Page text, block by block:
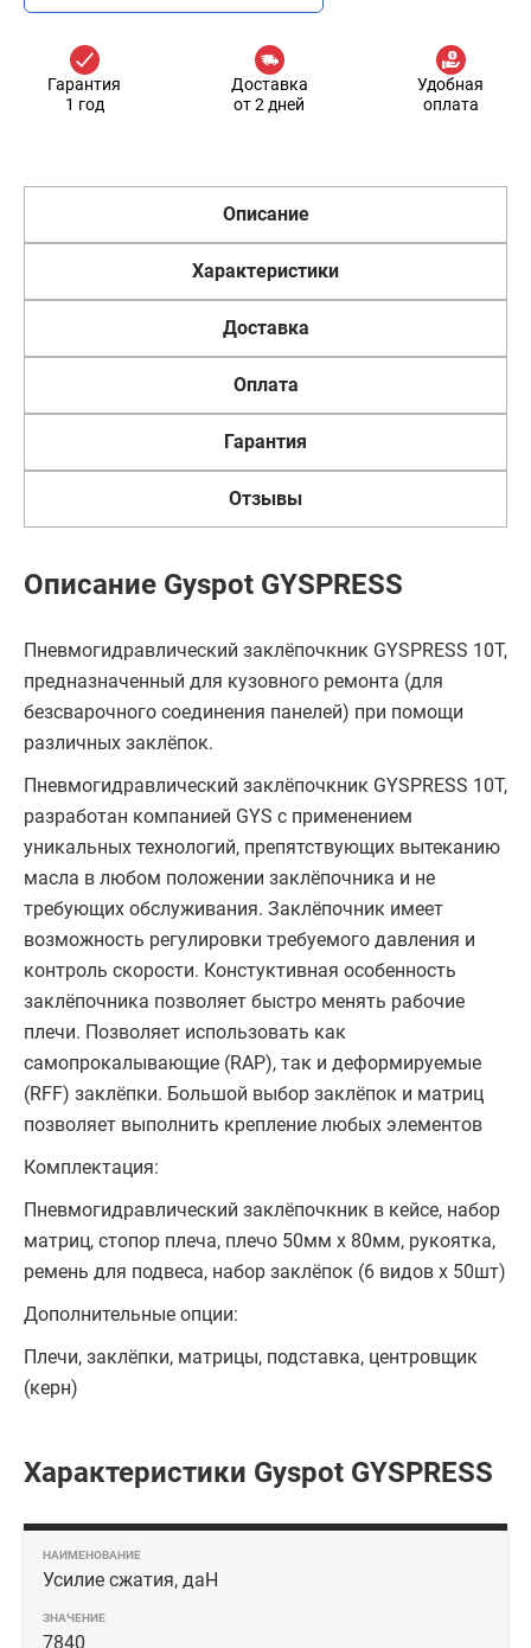
Гарантия
1 год
Доставка
от 2 дней
Удобная
оплата
Описание
Характеристики
Доставка
Оплата
Гарантия
Отзывы
Описание Gyspot GYSPRESS
Пневмогидравлический заклёпочкник GYSPRESS 10T,
предназначенный для кузовного ремонта (для
безсварочного соединения панелей) при помощи
различных заклёпок.
Пневмогидравлический заклёпочкник GYSPRESS 10T,
разработан компанией GYS с применением
уникальных технологий, препятствующих вытеканию
масла в любом положении заклёпочника и не
требующих обслуживания. Заклёпочник имеет
возможность регулировки требуемого давления и
контроль скорости. Констуктивная особенность
заклёпочника позволяет быстро менять рабочие
плечи. Позволяет использовать как
самопрокалывающие (RAP), так и деформируемые
(RFF) заклёпки. Большой выбор заклёпок и матриц
позволяет выполнить крепление любых элементов
Комплектация:
Пневмогидравлический заклёпочкник в кейсе, набор
матриц, стопор плеча, плечо 50мм х 80мм, рукоятка,
ремень для подвеса, набор заклёпок (6 видов х 50шт)
Дополнительные опции:
Плечи, заклёпки, матрицы, подставка, центровщик
(керн)
Характеристики Gyspot GYSPRESS
Усилие сжатия, даН
7840